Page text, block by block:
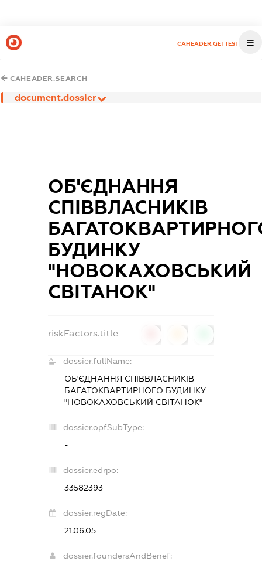
CAHEADER.GETTEST
CAHEADER.SEARCH
document.dossier
ОБ'ЄДНАННЯ
СПІВВЛАСНИКІВ
БУДИНКУ
"НОВОКАХОВСЬКИЙ
СВІТАНОК"
riskFactors.title
dossier.fullName:
ОБ'ЄДНАННЯ СПІВВЛАСНИКІВ
БАГАТОКВАРТИРНОГО БУДИНКУ
"НОВОКАХОВСЬКИЙ СВІТАНОК"
dossier.opfSubType:
-
dossier.edrpo:
33582393
dossier.regDate:
21.06.05
dossier.foundersAndBenef: